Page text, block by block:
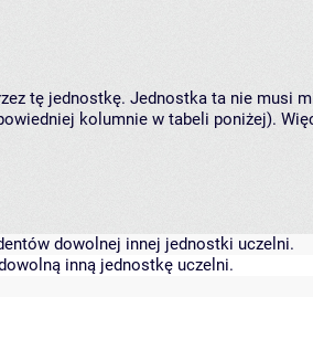
tę jednostkę. Jednostka ta nie musi
kolumnie w tabeli poniżej).
dowolnej innej jednostki uczelni.
inną jednostkę uczelni.